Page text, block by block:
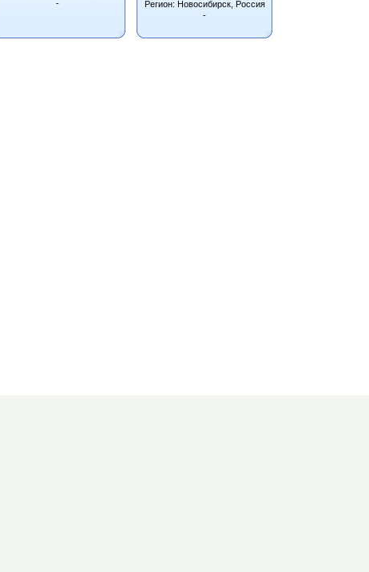
-
Регион: Новосибирск, Россия
-